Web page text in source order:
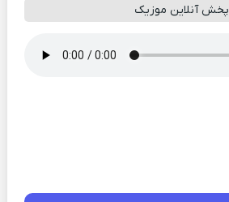
پخش آنلاین موزیک